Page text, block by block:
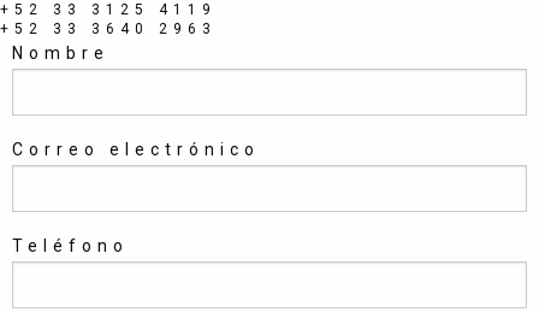
+52 33 3125 4119
+52 33 3640 2963
Nombre
Correo electrónico
Teléfono